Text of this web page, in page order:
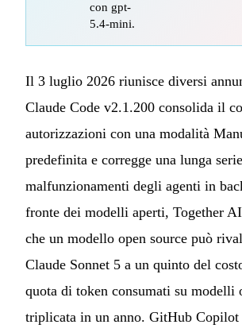
con gpt-
5.4-mini.
Il 3 luglio 2026 riunisce diversi
Claude Code v2.1.200 consolida il
autorizzazioni con una modalità
predefinita e corregge una lunga
malfunzionamenti degli agenti in
fronte dei modelli aperti, Together
che un modello open source può
Claude Sonnet 5 a un quinto del
quota di token consumati su modelli
triplicata in un anno. GitHub Copilot